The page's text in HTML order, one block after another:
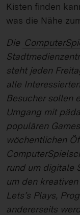
Kisten finden
was die Nähe
Die
steht jeden
alle
Besucher sollen
Umgang mit
populären
wöchentlichen
rund um digitale
um den
Lets’s Plays,
andererseits